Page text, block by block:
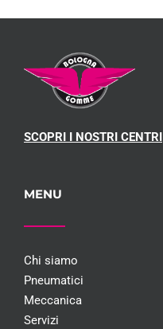
SCOPRI I NOSTRI CENTRI
MENU
Chi siamo
Pneumatici
Meccanica
Servizi